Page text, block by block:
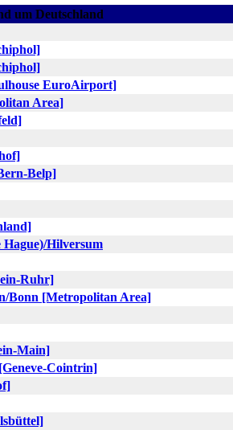
um Deutschland
EuroAirport]
Area]
Belp]
Hague)/Hilversum
Ruhr]
Bonn [Metropolitan Area]
Main]
Cointrin]